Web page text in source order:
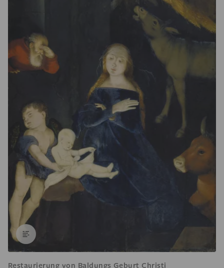
Restaurierung von Baldungs Geburt Christi